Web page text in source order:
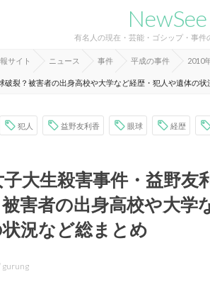
NewSee
有名人の現在・芸能・ゴシップ・事件
サイト ニュース 事件 平成の事件 2010
裂？被害者の出身高校や大学など経歴・犯人や遺体の状
犯人 益野友利香 眼球 経歴
大生殺害事件・益野友
害者の出身高校や大学
況など総まとめ
gurung